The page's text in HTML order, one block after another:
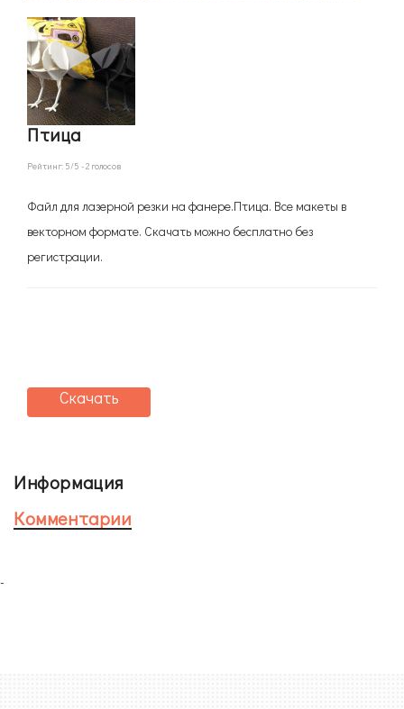
Птица
Рейтинг: 5/5 -2 голосов
Файл для лазерной резки на фанере.Птица. Все макеты в
векторном формате. Скачать можно бесплатно без
регистрации.
Скачать
Информация
Комментарии
-